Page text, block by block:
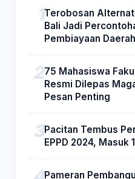
Terobosan
Bali Jadi
Pembiayaan Daerah
75 Mahasiswa
Resmi Dilepas
Pesan Penting
Pacitan Tembus
EPPD 2024, Masuk
Pameran